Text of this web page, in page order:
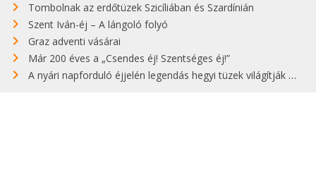
Tombolnak az erdőtüzek Szicíliában és Szardínián
Szent Iván-éj – A lángoló folyó
Graz adventi vásárai
Már 200 éves a „Csendes éj! Szentséges éj!”
A nyári napforduló éjjelén legendás hegyi tüzek világítják meg Zugspitzét